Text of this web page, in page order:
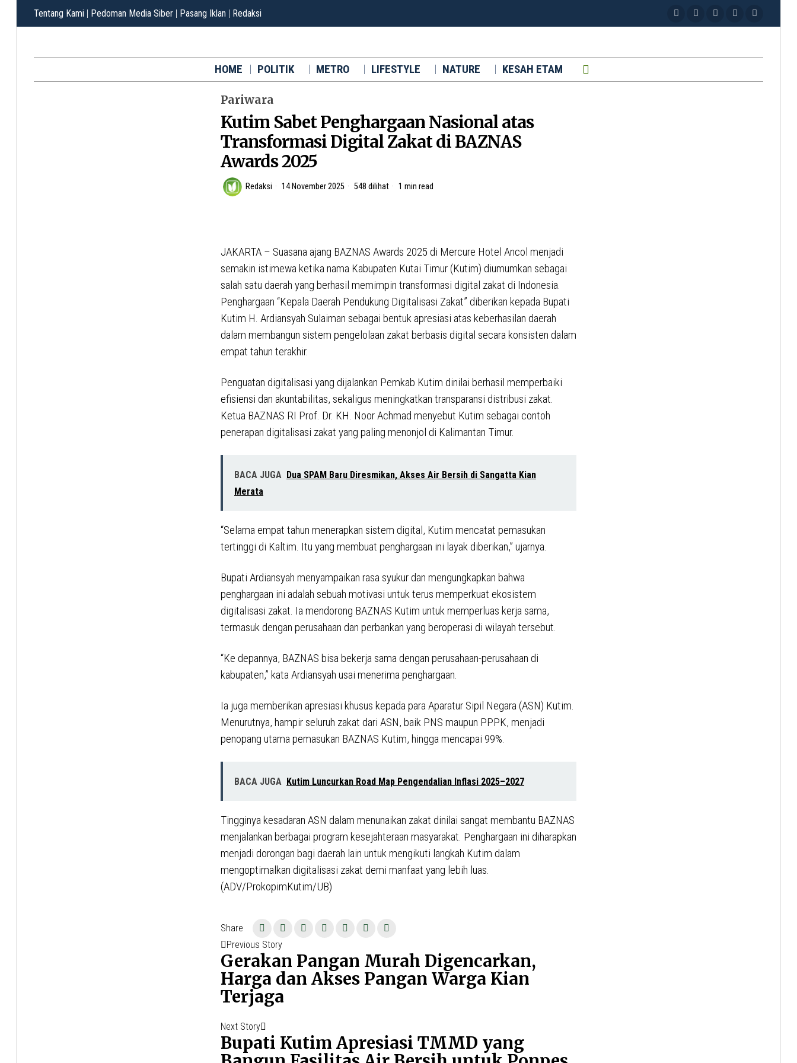
Tentang Kami | Pedoman Media Siber | Pasang Iklan | Redaksi
HOME POLITIK METRO LIFESTYLE NATURE KESAH ETAM
Pariwara
Kutim Sabet Penghargaan Nasional atas
Transformasi Digital Zakat di BAZNAS
Awards 2025
Redaksi 14 November 2025 548 dilihat 1 min read
JAKARTA – Suasana ajang BAZNAS Awards 2025 di Mercure Hotel Ancol menjadi
semakin istimewa ketika nama Kabupaten Kutai Timur (Kutim) diumumkan sebagai
salah satu daerah yang berhasil memimpin transformasi digital zakat di Indonesia.
Penghargaan “Kepala Daerah Pendukung Digitalisasi Zakat” diberikan kepada Bupati
Kutim H. Ardiansyah Sulaiman sebagai bentuk apresiasi atas keberhasilan daerah
dalam membangun sistem pengelolaan zakat berbasis digital secara konsisten dalam
empat tahun terakhir.
Penguatan digitalisasi yang dijalankan Pemkab Kutim dinilai berhasil memperbaiki
efisiensi dan akuntabilitas, sekaligus meningkatkan transparansi distribusi zakat.
Ketua BAZNAS RI Prof. Dr. KH. Noor Achmad menyebut Kutim sebagai contoh
penerapan digitalisasi zakat yang paling menonjol di Kalimantan Timur.
BACA JUGA Dua SPAM Baru Diresmikan, Akses Air Bersih di Sangatta Kian
Merata
“Selama empat tahun menerapkan sistem digital, Kutim mencatat pemasukan
tertinggi di Kaltim. Itu yang membuat penghargaan ini layak diberikan,” ujarnya.
Bupati Ardiansyah menyampaikan rasa syukur dan mengungkapkan bahwa
penghargaan ini adalah sebuah motivasi untuk terus memperkuat ekosistem
digitalisasi zakat. Ia mendorong BAZNAS Kutim untuk memperluas kerja sama,
termasuk dengan perusahaan dan perbankan yang beroperasi di wilayah tersebut.
“Ke depannya, BAZNAS bisa bekerja sama dengan perusahaan-perusahaan di
kabupaten,” kata Ardiansyah usai menerima penghargaan.
Ia juga memberikan apresiasi khusus kepada para Aparatur Sipil Negara (ASN) Kutim.
Menurutnya, hampir seluruh zakat dari ASN, baik PNS maupun PPPK, menjadi
penopang utama pemasukan BAZNAS Kutim, hingga mencapai 99%.
BACA JUGA Kutim Luncurkan Road Map Pengendalian Inflasi 2025–2027
Tingginya kesadaran ASN dalam menunaikan zakat dinilai sangat membantu BAZNAS
menjalankan berbagai program kesejahteraan masyarakat. Penghargaan ini diharapkan
menjadi dorongan bagi daerah lain untuk mengikuti langkah Kutim dalam
mengoptimalkan digitalisasi zakat demi manfaat yang lebih luas.
(ADV/ProkopimKutim/UB)
Share
Navigasi
pos
Previous Story
post:
Gerakan Pangan Murah Digencarkan,
Harga dan Akses Pangan Warga Kian
Terjaga
Next Story
post:
Bupati Kutim Apresiasi TMMD yang